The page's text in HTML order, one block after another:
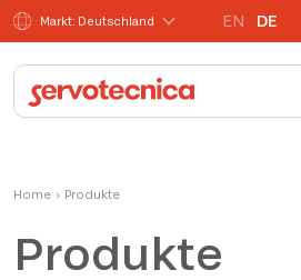
Markt: Deutschland EN DE
Home › Produkte
Produkte